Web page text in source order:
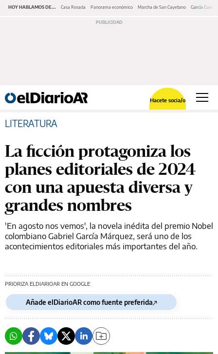
HOY HABLAMOS DE... Casa Rosada Panorama económico Marcha de San Cayetano García Cuerva
Hacete socia/o
LITERATURA
La ficción protagoniza los
planes editoriales de 2024
con una apuesta diversa y
grandes nombres
'En agosto nos vemos', la novela inédita del premio Nobel
colombiano Gabriel García Márquez, será uno de los
acontecimientos editoriales más importantes del año.
PRIORIZA ELDIARIOAR EN GOOGLE
Añade elDiarioAR como fuente preferida